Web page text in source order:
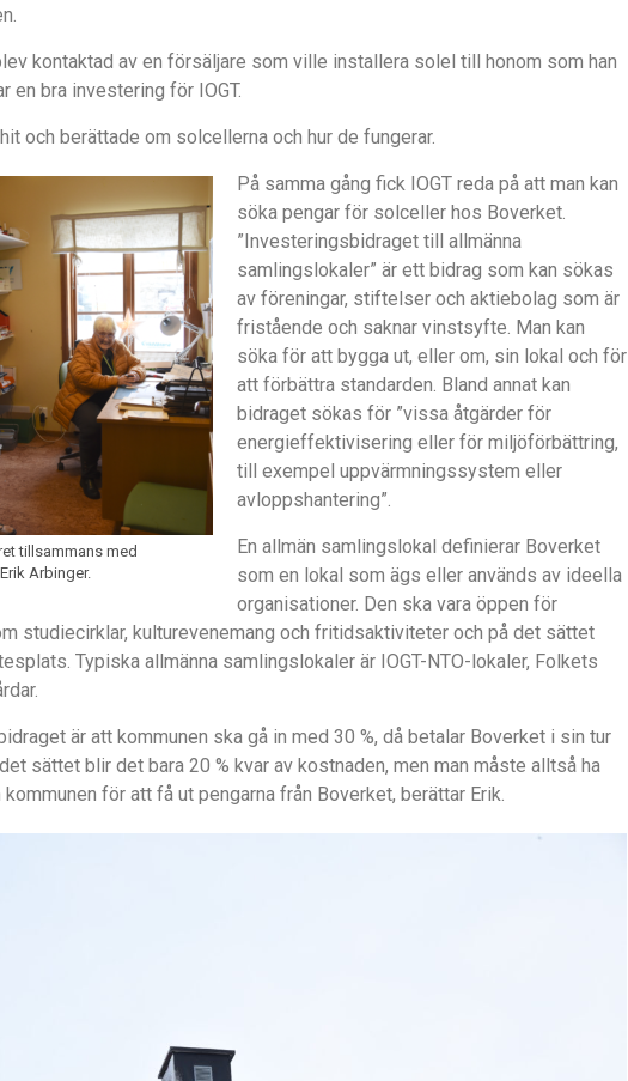
kontaktad av en försäljare som ville installera solel till honom som han
en bra investering för IOGT.
och berättade om solcellerna och hur de fungerar.
tillsammans med
Arbinger.
På samma gång fick IOGT reda på att man kan
söka pengar för solceller hos Boverket.
”Investeringsbidraget till allmänna
samlingslokaler” är ett bidrag som kan sökas
av föreningar, stiftelser och aktiebolag som är
fristående och saknar vinstsyfte. Man kan
söka för att bygga ut, eller om, sin lokal och för
att förbättra standarden. Bland annat kan
bidraget sökas för ”vissa åtgärder för
energieffektivisering eller för miljöförbättring,
till exempel uppvärmningssystem eller
avloppshantering”.
En allmän samlingslokal definierar Boverket
som en lokal som ägs eller används av ideella
organisationer. Den ska vara öppen för
studiecirklar, kulturevenemang och fritidsaktiviteter och på det sättet
Typiska allmänna samlingslokaler är IOGT-NTO-lokaler, Folkets
är att kommunen ska gå in med 30 %, då betalar Boverket i sin tur
sättet blir det bara 20 % kvar av kostnaden, men man måste alltså ha
för att få ut pengarna från Boverket, berättar Erik.